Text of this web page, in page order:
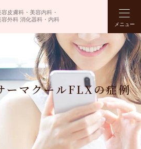
容皮膚科・美容内科・
容外科 消化器科・内科
メニュー
ーマクールFLXの症例